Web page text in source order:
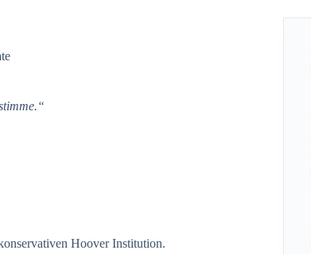
Hoover Institution.